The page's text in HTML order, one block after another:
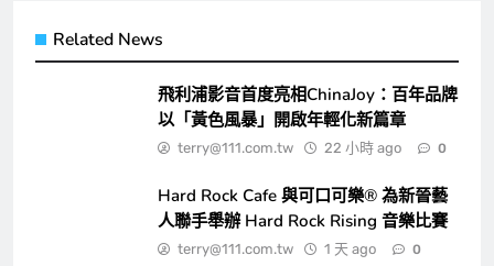
Related News
飛利浦影音首度亮相ChinaJoy：百年品牌
以「黃色風暴」開啟年輕化新篇章
terry@111.com.tw 22 小時 ago 0
Hard Rock Cafe 與可口可樂® 為新晉藝
人聯手舉辦 Hard Rock Rising 音樂比賽
terry@111.com.tw 1 天 ago 0